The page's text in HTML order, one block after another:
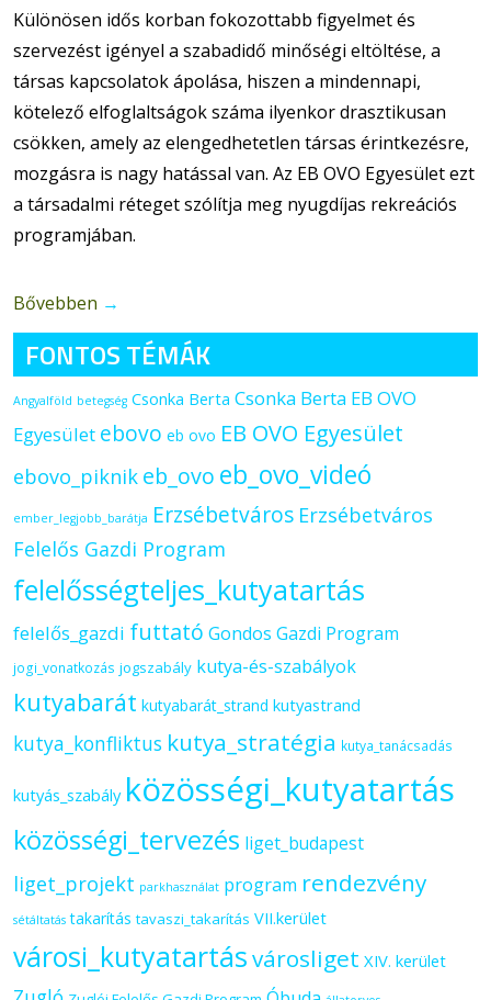
Különösen idős korban fokozottabb figyelmet és
szervezést igényel a szabadidő minőségi eltöltése, a
társas kapcsolatok ápolása, hiszen a mindennapi,
kötelező elfoglaltságok száma ilyenkor drasztikusan
csökken, amely az elengedhetetlen társas érintkezésre,
mozgásra is nagy hatással van. Az EB OVO Egyesület ezt
a társadalmi réteget szólítja meg nyugdíjas rekreációs
programjában.
Bővebben →
FONTOS TÉMÁK
Angyalföld betegség Csonka Berta Csonka Berta EB OVO
Egyesület ebovo eb ovo EB OVO Egyesület
ebovo_piknik eb_ovo eb_ovo_videó
ember_legjobb_barátja Erzsébetváros Erzsébetváros
Felelős Gazdi Program
felelősségteljes_kutyatartás
felelős_gazdi futtató Gondos Gazdi Program
jogi_vonatkozás jogszabály kutya-és-szabályok
kutyabarát kutyabarát_strand kutyastrand
kutya_konfliktus kutya_stratégia kutya_tanácsadás
kutyás_szabály közösségi_kutyatartás
közösségi_tervezés liget_budapest
liget_projekt parkhasználat program rendezvény
sétáltatás takarítás tavaszi_takarítás VII.kerület
városi_kutyatartásvárosliget XIV. kerület